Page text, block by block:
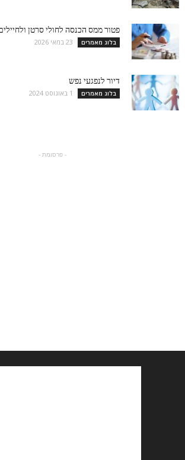
פטור ממס הכנסה לחולי סרטן
בלוג מאמרים 23 במאי 2026
דיור לנפגעי נפש
בלוג מאמרים 1 באוגוסט 2024
- פרסומת -